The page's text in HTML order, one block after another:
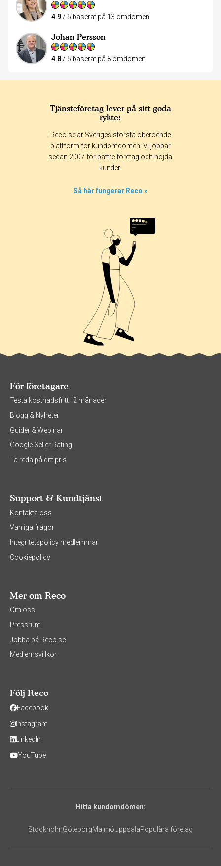
4.9 / 5 baserat på 13 omdömen
Johan Persson
4.8/ 5 baserat på 8 omdömen
Tjänsteföretag lever på sitt goda
rykte:
Reco.se är Sveriges största oberoende
plattform för kundomdömen. Vi jobbar
sedan 2007 för bättre företag och nöjda
kunder.
Så här fungerar Reco »
För företagare
Testa kostnadsfritt i 2 månader
Blogg & Nyheter
Guider & Webinar
Google Seller Rating
Ta reda på ditt pris
Support & Kundtjänst
Kontakta oss
Vanliga frågor
Integritetspolicy medlemmar
Cookiepolicy
Mer om Reco
Om oss
Pressrum
Jobba på Reco.se
Medlemsvillkor
Följ Reco
Facebook
Instagram
LinkedIn
YouTube
Hitta kundomdömen:
StockholmGöteborgMalmöUppsalaPopulära företag